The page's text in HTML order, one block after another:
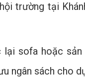
trường tại
lại sofa hoặc
ngân sách cho